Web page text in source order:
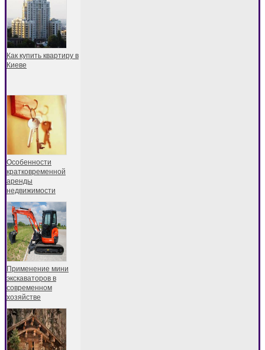
Как купить квартиру в
Киеве
Особенности
кратковременной
аренды
недвижимости
Применение мини
экскаваторов в
современном
хозяйстве